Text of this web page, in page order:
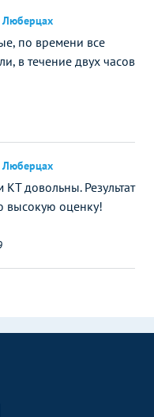
Люберцах
по времени все
в течение двух часов
Люберцах
довольны. Результат
высокую оценку!